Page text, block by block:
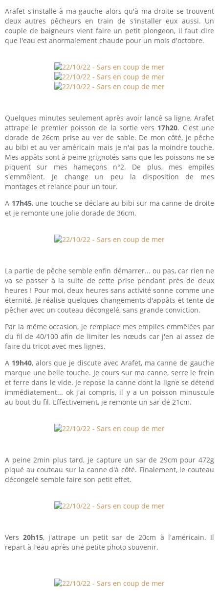
Arafet s'installe à ma gauche alors qu'à ma droite se trouvent
deux autres pêcheurs en train de s'installer eux aussi. Un
couple de baigneurs vient faire un petit plongeon, il faut dire
que l'eau est anormalement chaude pour un mois d'octobre.
Quelques minutes seulement après avoir lancé sa ligne, Arafet
attrape le premier poisson de la sortie vers 17h20. C'est une
dorade de 26cm prise au ver de sable. De mon côté, je pêche
au bibi et au ver américain mais je n'ai pas la moindre touche.
Mes appâts sont à peine grignotés sans que les poissons ne se
piquent sur mes hameçons n°2. De plus, mes empiles
s'emmêlent. Je change un peu la disposition de mes
montages et relance pour un tour.
A 17h45, une touche se déclare au bibi sur ma canne de droite
et je remonte une jolie dorade de 36cm.
La partie de pêche semble enfin démarrer... ou pas, car rien ne
va se passer à la suite de cette prise pendant près de deux
heures ! Pour moi, deux heures sans activité sonne comme une
éternité. Je réalise quelques changements d'appâts et tente de
pêcher avec un couteau décongelé, sans grande conviction.
Par la même occasion, je remplace mes empiles emmêlées par
du fil de 40/100 afin de limiter les nœuds car j'en ai assez de
faire du tricot avec mes lignes.
A 19h40, alors que je discute avec Arafet, ma canne de gauche
marque une belle touche. Je cours sur ma canne, serre le frein
et ferre dans le vide. Je repose la canne dont la ligne se détend
immédiatement... ok j'ai compris, il y a un poisson minuscule
au bout du fil. Effectivement, je remonte un sar de 21cm.
A peine 2min plus tard, je capture un sar de 29cm pour 472g
piqué au couteau sur la canne d'à côté. Finalement, le couteau
décongelé semble faire son petit effet.
Vers20h15, j'attrape un petit sar de 20cm à l'américain. Il
repart à l'eau après une petite photo souvenir.